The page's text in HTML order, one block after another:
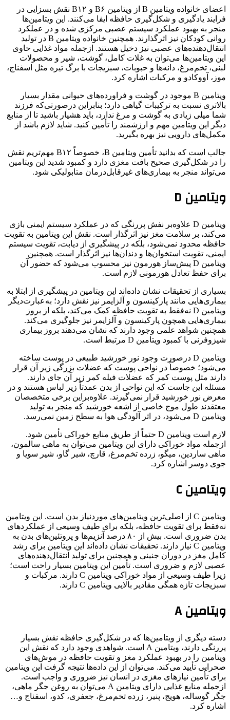
اعضای خانواده‌ ویتامین B از ویتامین B۶ و B۱۲ نقش بسزایی در
فرایند یادگیری و شکل‌گیری حافظه ایفا می‌کنند. این ویتامین‌ها
منجر به بهبود عملکرد سیستم عصبی مرکزی شده و در عملکرد
روانی کودکان نیز اثرگذارند. همچنین خانواده‌ ویتامین B در تولید
انتقال‌دهنده‌های عصبی نیز دخیل هستند. ازجمله مواد غذایی حاوی
این ویتامین‌ها می‌توان به غلات کامل، گوشت، شیر و محصولات
لبنی، تخم‌مرغ، دانه‌ها و حبوبات، سبزیجات با برگ تیره مثل اسفناج،
موز، آووکادو و مرکبات اشاره کرد.
ویتامین B موجود در گوشت و فراورده‌های حیوانی مقدار بسیار
بالاتری نسبت به ترکیبات گیاهی دارد؛ بنابراین درصورتی‌که فرزند
شما میلی زیادی به گوشت و مرغ ندارد، باید هشیار باشید تا از منابع
دیگر این ویتامین مهم و ارزشمند را تأمین کنید. شاید لازم باشد از
مکمل‌های دارویی نیز بهره بگیرید.
جالب است که بدانید تأمین ویتامین B، خصوصاً B۱۲ مهم‌تریم نقش
را در شکل‌گیری صحیح بافت مغزی دارد و کمبود شدید این ویتامین
می‌تواند منجر به بیماری‌های غیرقابل‌درمان متابولیکی شود.
ویتامین D
ویتامین D علاوه‌بر نفش پررنگی که در عملکرد سیستم ایمنی بازی
می‌کند، بر سلامت مغز نیز اثرگذار است. نقش این ویتامین به تقویت
حافظه محدود نمی‌شود، بلکه در پیشگیری از دیابت، تقویت سیستم
ایمنی، تقویت استخوان‌ها و دندان‌ها نیز اثرگذار است. همچنین
ویتامین D پیش‌ساز هورمون نیز محسوب می‌شود که حضور آن
برای حفظ تعادل هورمونی لازم است.
بسیاری از تحقیقات نشان داده‌اند این ویتامین در پیشگیری از ابتلا به
بیماری‌هایی مانند پارکینسون و آلزایمر نیز نقش دارد؛ به‌عبارت‌دیگر
ویتامین D نه‌فقط به تقویت حافظه کمک می‌کند، بلکه از بروز
بیماری‌هایی همچون پارکینسون و آلزایمر نیز جلوگیری می‌کند.
همچنین شواهد علمی وجود دارند که نشان می‌دهند بروز بیماری
شیزوفرنی با کمبود ویتامین D مرتبط است.
ویتامین D درصورت وجود نور خورشید طبیعی در پوست ساخته
می‌شود؛ خصوصاً در نواحی پوست که عضلات بزرگی زیر آن قرار
دارند مثل پوست کمر که عضلات فیله‌ کمر زیر آن جای دارند.
مسئله این جاست که این نواحی از بدن عمدتاً زیر لباس هستند و در
معرض نور خورشید قرار نمی‌گیرند. علاوه‌براین برخی متخصصان
معتقدند طول موج خاصی از اشعه‌ خورشید که منجر به تولید
ویتامین D می‌شود، در اثر آلودگی هوا به سطح زمین نمی‌رسد.
لازم است ویتامین D حتماً از طریق منابع خوراکی تأمین شود.
ازجمله مواد خوراکی دارای این ویتامین می‌توان به ماهی سالمون،
ماهی ساردین، میگو، زرده‌ تخم‌مرغ، قارچ، شیر گاو، شیر سویا و
جوی دوسر اشاره کرد.
ویتامین C
ویتامین C از اصلی‌ترین ویتامین‌های موردنیاز بدن است. این ویتامین
نه‌فقط برای تقویت حافظه، بلکه برای طیف وسیعی از عملکردهای
بدن ضروری است. بیش از ۸۰ درصد آنزیم‌ها و پروتئین‌های بدن به
ویتامین C نیاز دارند. تحقیقات نشان داده‌اند این ویتامین برای رشد
کامل مغز در دوران جنینی و همچنین برای تولید انتقال‌دهنده‌های
عصبی لازم و ضروری است. تأمین این ویتامین بسیار راحت است؛
زیرا طیف وسیعی از مواد خوراکی ویتامین C دارند. مرکبات و
سبزیجات تازه همگی مقادیر بالایی ویتامین C دارند.
ویتامین A
دسته‌ دیگری از ویتامین‌ها که در شکل‌گیری حافظه نقش بسیار
پررنگی دارند، ویتامین A است. شواهدی وجود دارد که نقش این
ویتامین را در بهبود عملکرد مغز و تقویت حافظه در موش‌های
صحرایی تأیید می‌کند. می‌توان از این داده‌ها نتیجه گرفت این ویتامین
برای تأمین نیازهای مغزی در انسان نیز ضروری و واجب است.
ازجمله منابع غذایی دارای ویتامین A می‌توان به روغن جگر ماهی،
جگر گوساله، هویج، پنیر، زرده‌ تخم‌مرغ، جعفری، کدو، اسفناج و…
اشاره کرد.